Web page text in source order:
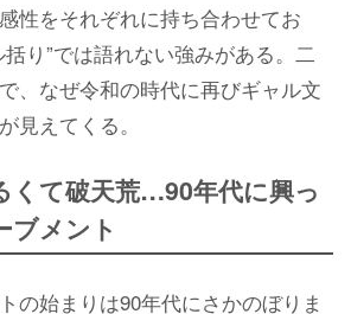
性をそれぞれに持ち合わせてお
り”では語れない強みがある。二
、なぜ令和の時代に再びギャル文
見えてくる。
くて破天荒…90年代に興っ
ブメント
の始まりは90年代にさかのぼりま